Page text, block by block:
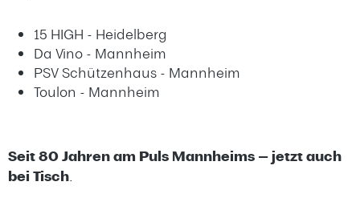
15 HIGH - Heidelberg
Da Vino - Mannheim
PSV Schützenhaus - Mannheim
Toulon - Mannheim
Seit 80 Jahren am Puls Mannheims — jetzt auch
bei Tisch.